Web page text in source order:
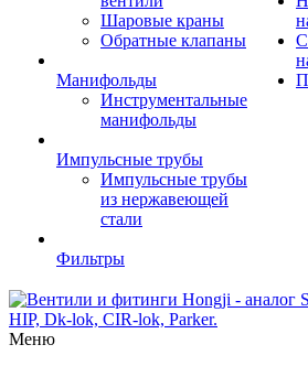
Шаровые краны
Обратные клапаны
Манифольды
Инструментальные
манифольды
Импульсные трубы
Импульсные трубы
из нержавеющей
стали
Фильтры
Меню